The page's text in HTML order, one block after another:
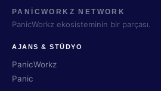
PANİCWORKZ NETWORK
PanicWorkz ekosisteminin bir parçası.
AJANS & STÜDYO
PanicWorkz
Panic